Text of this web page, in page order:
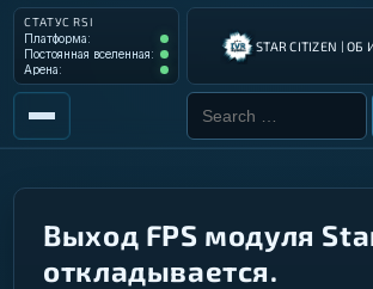
СТАТУС RSI
Платформа:
Платформа: Operational
Постоянная вселенная:
Постоянная вселенная: Operational
Арена:
Арена: Operational
STAR CITIZEN |
Search for:
ИНСТРУМЕНТЫ
РАЗРАБОТКА ИГРЫ
Выход FPS модуля
откладывается.